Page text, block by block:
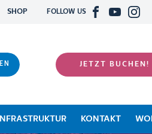
SHOP FOLLOW US
JETZT BUCHEN!
INFRASTRUKTUR KONTAKT